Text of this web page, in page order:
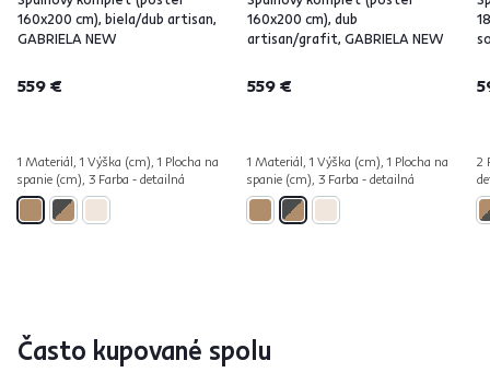
160x200 cm), biela/dub artisan,
GABRIELA NEW
559 €
1 Materiál, 1 Výška (cm), 1 Plocha na
spanie (cm), 3 Farba - detailná
160x200 cm), dub
artisan/grafit, GABRIELA NEW
559 €
1 Materiál, 1 Výška (cm), 1 Plocha na
spanie (cm), 3 Farba - detailná
2
Často kupované spolu